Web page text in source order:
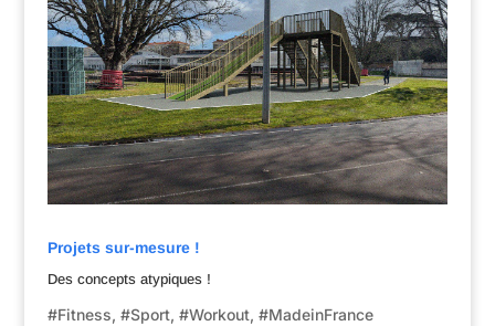
Projets sur-mesure !
Des concepts atypiques !
#Fitness, #Sport, #Workout, #MadeinFrance